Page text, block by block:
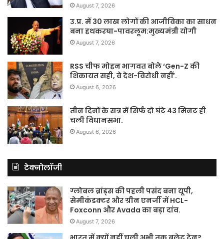
August 7, 2026
उ.प्र. में 30 लाख लोगों की आजीविका का साधन
बना हथकरघा-पावरलूम:मुख्यमंत्री योगी
August 7, 2026
RSS चीफ मोहन भागवत बोले ‘Gen-Z की
शिकायत सही, वे देश-विरोधी नहीं’.
August 6, 2026
तीन दिनों के सत्र में सिर्फ दो घंटे 43 मिनट ही
चली विधानसभा.
August 6, 2026
टेक्नोलॉजी
ग्लोबल ब्रांड्स की पहली पसंद बना यूपी,
सेमीकंडक्टर और ग्रीन एनर्जी में HCL-
Foxconn और Avada का बड़ा दांव.
August 7, 2026